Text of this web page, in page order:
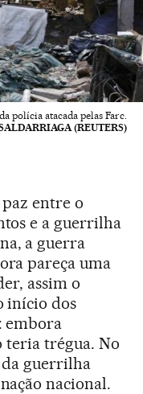
polícia atacada pelas Farc.
(REUTERS)
entre o
e a guerrilha
a guerra
pareça uma
assim o
início dos
embora
teria trégua. No
da guerrilha
nacional.